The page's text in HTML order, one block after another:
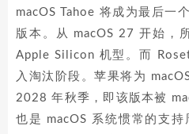
macOS Tahoe 将成为最后一
版本。从 macOS 27 开始，
Apple Silicon 机型。而
入淘汰阶段。苹果将为
2028 年秋季，即该版本被
也是 macOS 系统惯常的支